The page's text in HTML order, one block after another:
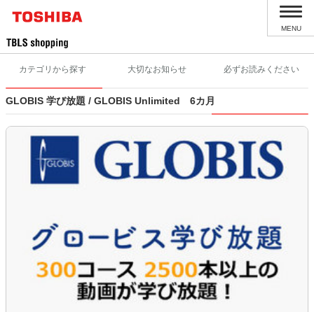
MENU
カテゴリから探す 大切なお知らせ 必ずお読みください
GLOBIS 学び放題 / GLOBIS Unlimited 6カ月